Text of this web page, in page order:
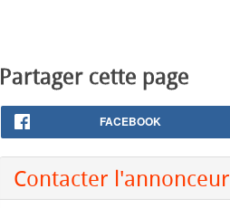
Partager cette page
FACEBOOK
Contacter l'annonceur